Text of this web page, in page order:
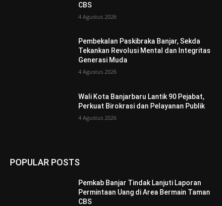
CBS
4 Agustus 2026
Pembekalan Paskibraka Banjar, Sekda
Tekankan Revolusi Mental dan Integritas
Generasi Muda
4 Agustus 2026
Wali Kota Banjarbaru Lantik 90 Pejabat,
Perkuat Birokrasi dan Pelayanan Publik
4 Agustus 2026
POPULAR POSTS
Pemkab Banjar Tindak Lanjuti Laporan
Permintaan Uang di Area Bermain Taman
CBS